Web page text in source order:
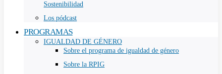
Sostenibilidad
Los pódcast
PROGRAMAS
IGUALDAD DE GÉNERO
Sobre el programa de igualdad de género
Sobre la RPIG